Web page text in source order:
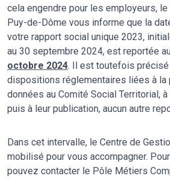
cela engendre pour les employeurs,
Puy-de-Dôme vous informe que la
votre rapport social unique 2023,
au 30 septembre 2024, est reportée
octobre 2024. Il est toutefois précisé
dispositions réglementaires liées à la
données au Comité Social Territorial, à
puis à leur publication, aucun autre
Dans cet intervalle, le Centre de
mobilisé pour vous accompagner.
pouvez contacter le Pôle Métiers